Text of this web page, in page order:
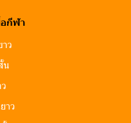
อกีฬา
ว
น
าว